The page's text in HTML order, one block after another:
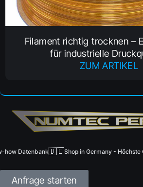
Filament richtig trocknen –
für industrielle
ZUM ARTIKEL
Datenbank🇩🇪Shop in Germany - Höchste
Anfrage starten